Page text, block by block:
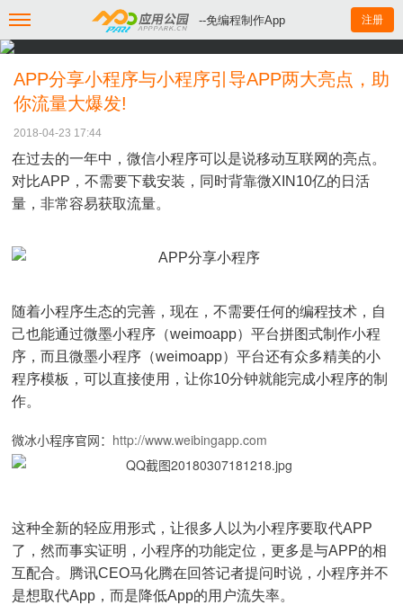
--免编程制作App 注册
APP分享小程序与小程序引导APP两大亮点，助
你流量大爆发!
2018-04-23 17:44
在过去的一年中，微信小程序可以是说移动互联网的亮点。
对比APP，不需要下载安装，同时背靠微XIN10亿的日活
量，非常容易获取流量。
随着小程序生态的完善，现在，不需要任何的编程技术，自
己也能通过微墨小程序（weimoapp）平台拼图式制作小程
序，而且微墨小程序（weimoapp）平台还有众多精美的小
程序模板，可以直接使用，让你10分钟就能完成小程序的制
作。
微冰小程序官网： http://www.weibingapp.com
这种全新的轻应用形式，让很多人以为小程序要取代APP
了，然而事实证明，小程序的功能定位，更多是与APP的相
互配合。腾讯CEO马化腾在回答记者提问时说，小程序并不
是想取代App，而是降低App的用户流失率。